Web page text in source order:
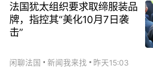
法国犹太组织要求取缔服装品
牌，指控其“美化10月7日袭
击”
闲聊法国 新闻我来找 昨天15:03